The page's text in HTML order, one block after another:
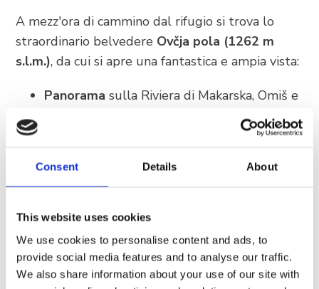
Consent Details About
This website uses cookies
We use cookies to personalise content and ads, to
provide social media features and to analyse our traffic.
We also share information about your use of our site with
A mezz'ora di cammino dal rifugio si trova lo
straordinario belvedere Ovčja pola (1262 m
s.l.m.), da cui si apre una fantastica e ampia vista:
Panorama sulla Riviera di Makarska, Omiš e
Vista ininterrotta
salita attraverso le fasce forestali inferiori, dove
si incontra rapidamente il tipico carso del